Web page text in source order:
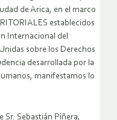
de Arica, en el marco
establecidos
Internacional del
sobre los Derechos
desarrollada por la
manifestamos lo
Sr. Sebastián Piñera,